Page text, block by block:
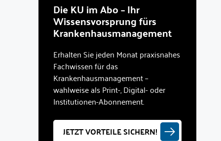
Die KU im Abo – Ihr
Wissensvorsprung fürs
Krankenhausmanagement
Erhalten Sie jeden Monat praxisnahes
Fachwissen für das
Krankenhausmanagement –
wahlweise als Print-, Digital- oder
Institutionen-Abonnement.
JETZT VORTEILE SICHERN!